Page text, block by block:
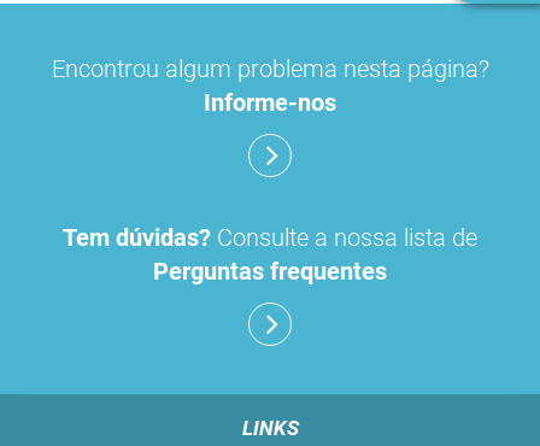
Encontrou algum problema nesta página?
Informe-nos
Tem dúvidas? Consulte a nossa lista de
Perguntas frequentes
LINKS